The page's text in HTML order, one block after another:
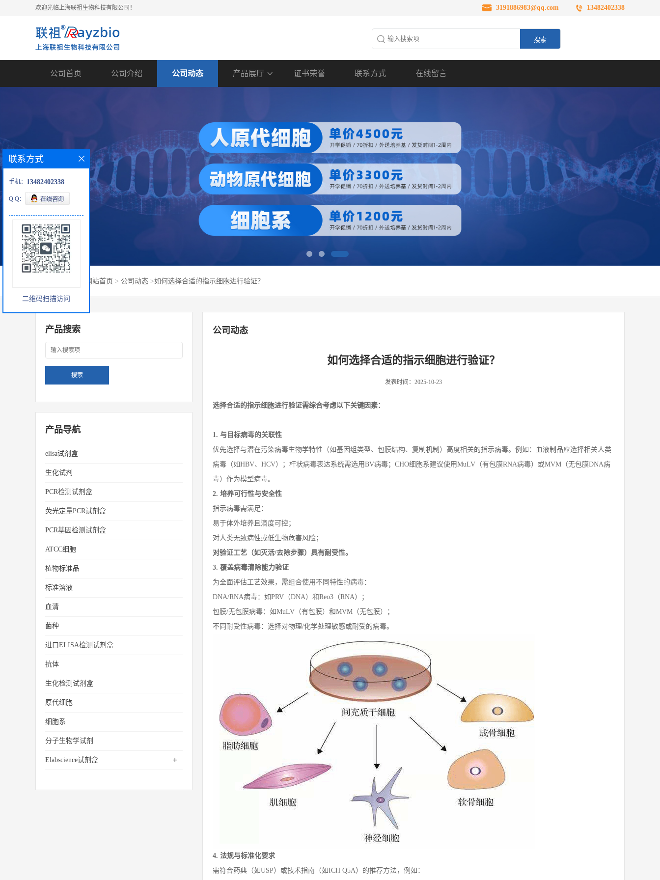
欢迎光临上海联祖生物科技有限公司！ 3191886983@qq.com 13482402338
公司首页 公司介绍 公司动态 产品展厅 证书荣誉 联系方式 在线留言
网站首页 > 公司动态 >如何选择合适的指示细胞进行验证？
产品搜索
产品导航
elisa试剂盒
生化试剂
PCR检测试剂盒
荧光定量PCR试剂盒
PCR基因检测试剂盒
ATCC细胞
植物标准品
标准溶液
血清
菌种
进口ELISA检测试剂盒
抗体
生化检测试剂盒
原代细胞
细胞系
分子生物学试剂
Elabscience试剂盒 +
公司动态
如何选择合适的指示细胞进行验证？
发表时间：2025-10-23
选择合适的指示细胞进行验证需综合考虑以下关键因素：
1. 与目标病毒的关联性
优先选择与潜在污染病毒生物学特性（如基因组类型、包膜结构、复制机制）高度相关的指示病毒。例如：血液制品应选择相关人类
病毒（如HBV、HCV）；杆状病毒表达系统需选用BV病毒；CHO细胞系建议使用MuLV（有包膜RNA病毒）或MVM（无包膜DNA病
毒）作为模型病毒。
2. 培养可行性与安全性
指示病毒需满足：
易于体外培养且滴度可控；
对人类无致病性或低生物危害风险；
对验证工艺（如灭活/去除步骤）具有耐受性。
3. 覆盖病毒清除能力验证
为全面评估工艺效果，需组合使用不同特性的病毒：
DNA/RNA病毒：如PRV（DNA）和Reo3（RNA）；
包膜/无包膜病毒：如MuLV（有包膜）和MVM（无包膜）；
不同耐受性病毒：选择对物理/化学处理敏感或耐受的病毒。
4. 法规与标准化要求
需符合药典（如USP）或技术指南（如ICH Q5A）的推荐方法，例如：
联系方式
手机： 13482402338
Q Q：
二维码扫描访问